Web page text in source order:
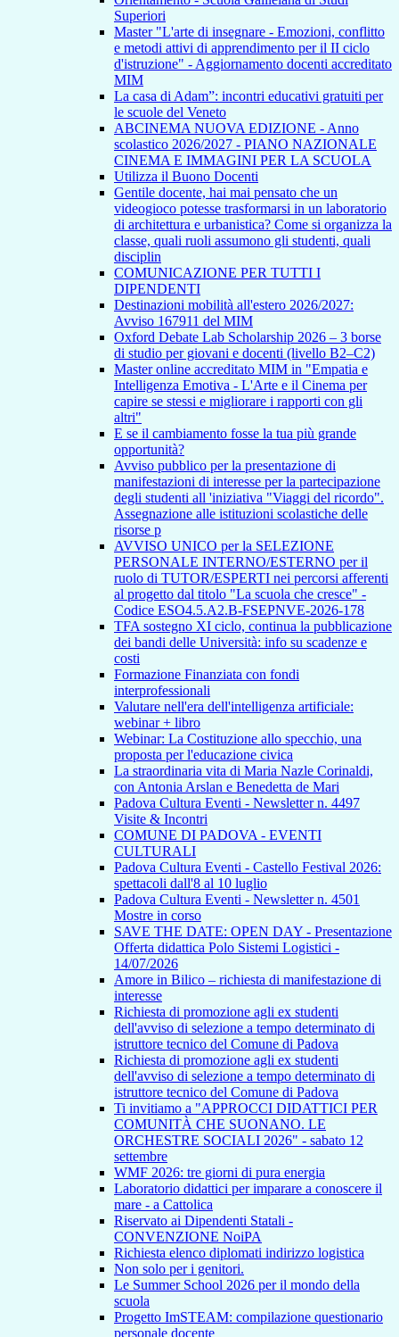
Superiori
Master "L'arte di insegnare - Emozioni, conflitto
e metodi attivi di apprendimento per il II ciclo
d'istruzione" - Aggiornamento docenti accreditato
MIM
La casa di Adam”: incontri educativi gratuiti per
le scuole del Veneto
ABCINEMA NUOVA EDIZIONE - Anno
scolastico 2026/2027 - PIANO NAZIONALE
CINEMA E IMMAGINI PER LA SCUOLA
Utilizza il Buono Docenti
Gentile docente, hai mai pensato che un
videogioco potesse trasformarsi in un laboratorio
di architettura e urbanistica? Come si organizza la
classe, quali ruoli assumono gli studenti, quali
disciplin
COMUNICAZIONE PER TUTTI I
DIPENDENTI
Destinazioni mobilità all'estero 2026/2027:
Avviso 167911 del MIM
Oxford Debate Lab Scholarship 2026 – 3 borse
di studio per giovani e docenti (livello B2–C2)
Master online accreditato MIM in "Empatia e
Intelligenza Emotiva - L'Arte e il Cinema per
capire se stessi e migliorare i rapporti con gli
altri"
E se il cambiamento fosse la tua più grande
opportunità?
Avviso pubblico per la presentazione di
manifestazioni di interesse per la partecipazione
degli studenti all 'iniziativa "Viaggi del ricordo".
Assegnazione alle istituzioni scolastiche delle
risorse p
AVVISO UNICO per la SELEZIONE
PERSONALE INTERNO/ESTERNO per il
ruolo di TUTOR/ESPERTI nei percorsi afferenti
al progetto dal titolo "La scuola che cresce" -
Codice ESO4.5.A2.B-FSEPNVE-2026-178
TFA sostegno XI ciclo, continua la pubblicazione
dei bandi delle Università: info su scadenze e
costi
Formazione Finanziata con fondi
interprofessionali
Valutare nell'era dell'intelligenza artificiale:
webinar + libro
Webinar: La Costituzione allo specchio, una
proposta per l'educazione civica
La straordinaria vita di Maria Nazle Corinaldi,
con Antonia Arslan e Benedetta de Mari
Padova Cultura Eventi - Newsletter n. 4497
Visite & Incontri
COMUNE DI PADOVA - EVENTI
CULTURALI
Padova Cultura Eventi - Castello Festival 2026:
spettacoli dall'8 al 10 luglio
Padova Cultura Eventi - Newsletter n. 4501
Mostre in corso
SAVE THE DATE: OPEN DAY - Presentazione
Offerta didattica Polo Sistemi Logistici -
14/07/2026
Amore in Bilico – richiesta di manifestazione di
interesse
Richiesta di promozione agli ex studenti
dell'avviso di selezione a tempo determinato di
istruttore tecnico del Comune di Padova
Richiesta di promozione agli ex studenti
dell'avviso di selezione a tempo determinato di
istruttore tecnico del Comune di Padova
Ti invitiamo a "APPROCCI DIDATTICI PER
COMUNITÀ CHE SUONANO. LE
ORCHESTRE SOCIALI 2026" - sabato 12
settembre
WMF 2026: tre giorni di pura energia
Laboratorio didattici per imparare a conoscere il
mare - a Cattolica
Riservato ai Dipendenti Statali -
CONVENZIONE NoiPA
Richiesta elenco diplomati indirizzo logistica
Non solo per i genitori.
Le Summer School 2026 per il mondo della
scuola
Progetto ImSTEAM: compilazione questionario
personale docente